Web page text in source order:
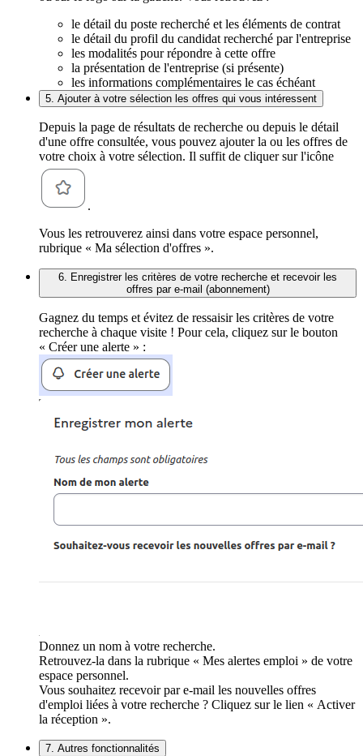
le détail du poste recherché et les éléments de contrat
le détail du profil du candidat recherché par l'entreprise
les modalités pour répondre à cette offre
la présentation de l'entreprise (si présente)
les informations complémentaires le cas échéant
5. Ajouter à votre sélection les offres qui vous intéressent
Depuis la page de résultats de recherche ou depuis le détail
d'une offre consultée, vous pouvez ajouter la ou les offres de
votre choix à votre sélection. Il suffit de cliquer sur l'icône
.
Vous les retrouverez ainsi dans votre espace personnel,
rubrique « Ma sélection d'offres ».
6. Enregistrer les critères de votre recherche et recevoir les
offres par e-mail (abonnement)
Gagnez du temps et évitez de ressaisir les critères de votre
recherche à chaque visite ! Pour cela, cliquez sur le bouton
« Créer une alerte » :
Donnez un nom à votre recherche.
Retrouvez-la dans la rubrique « Mes alertes emploi » de votre
espace personnel.
Vous souhaitez recevoir par e-mail les nouvelles offres
d'emploi liées à votre recherche ? Cliquez sur le lien « Activer
la réception ».
7. Autres fonctionnalités